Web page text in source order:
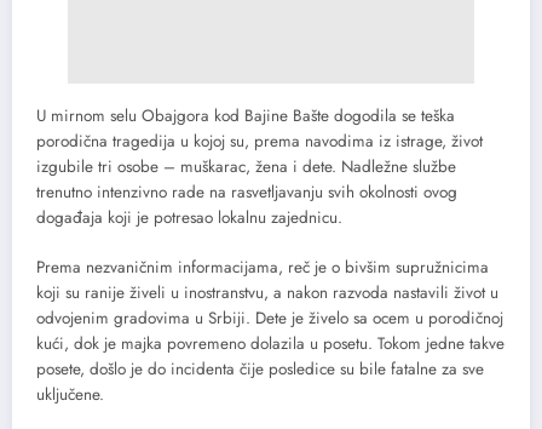
U mirnom selu Obajgora kod Bajine Bašte dogodila se teška
porodična tragedija u kojoj su, prema navodima iz istrage, život
izgubile tri osobe – muškarac, žena i dete. Nadležne službe
trenutno intenzivno rade na rasvetljavanju svih okolnosti ovog
događaja koji je potresao lokalnu zajednicu.
Prema nezvaničnim informacijama, reč je o bivšim supružnicima
koji su ranije živeli u inostranstvu, a nakon razvoda nastavili život u
odvojenim gradovima u Srbiji. Dete je živelo sa ocem u porodičnoj
kući, dok je majka povremeno dolazila u posetu. Tokom jedne takve
posete, došlo je do incidenta čije posledice su bile fatalne za sve
uključene.